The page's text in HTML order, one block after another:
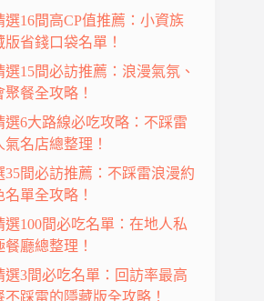
選16間高CP值推薦：小資族
省錢口袋名單！
選15間必訪推薦：浪漫氣氛、
餐全攻略！
選6大路線必吃攻略：不踩雷
名店總整理！
35間必訪推薦：不踩雷浪漫約
單全攻略！
選100間必吃名單：在地人私
廳總整理！
選3間必吃名單：回訪率最高
踩雷的隱藏版全攻略！